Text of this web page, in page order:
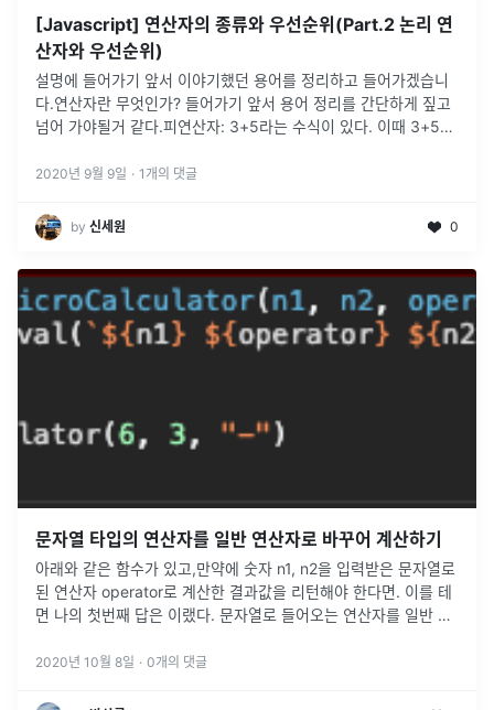
[Javascript] 연산자의 종류와 우선순위(Part.2 논리 연
산자와 우선순위)
설명에 들어가기 앞서 이야기했던 용어를 정리하고 들어가겠습니
다.연산자란 무엇인가? 들어가기 앞서 용어 정리를 간단하게 짚고
넘어 가야될거 같다.피연산자: 3+5라는 수식이 있다. 이때 3+5는
2020년 9월 9일 · 1 개의 댓글
by 신세원 0
문자열 타입의 연산자를 일반 연산자로 바꾸어 계산하기
아래와 같은 함수가 있고,만약에 숫자 n1, n2을 입력받은 문자열로
된 연산자 operator로 계산한 결과값을 리턴해야 한다면. 이를 테
면 나의 첫번째 답은 이랬다. 문자열로 들어오는 연산자를 일반 연
2020년 10월 8일 · 0개의 댓글